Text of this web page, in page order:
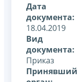
Дата
документа:
18.04.2019
Вид
документа:
Приказ
Принявший